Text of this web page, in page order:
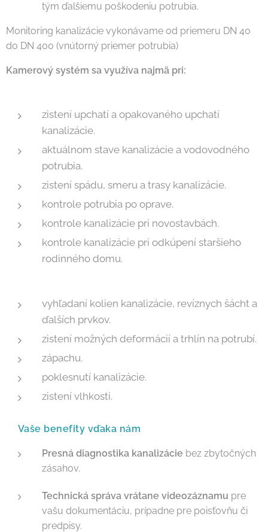
tým ďalšiemu poškodeniu potrubia.
Monitoring kanalizácie vykonávame od priemeru DN 40
do DN 400 (vnútorný priemer potrubia)
Kamerový systém sa využíva najmä pri:
zistení upchatí a opakovaného upchatí
kanalizácie.
aktuálnom stave kanalizácie a vodovodného
potrubia.
zistení spádu, smeru a trasy kanalizácie.
kontrole potrubia po oprave.
kontrole kanalizácie pri novostavbách.
kontrole kanalizácie pri odkúpení staršieho
rodinného domu.
vyhľadaní kolien kanalizácie, revíznych šácht a
ďalších prvkov.
zistení možných deformácií a trhlín na potrubí.
zápachu.
poklesnutí kanalizácie.
zistení vlhkosti.
Vaše benefity vďaka nám
Presná diagnostika kanalizácie bez zbytočných
zásahov.
Technická správa vrátane videozáznamu pre
vašu dokumentáciu, prípadne pre poisťovňu či
predpisy.